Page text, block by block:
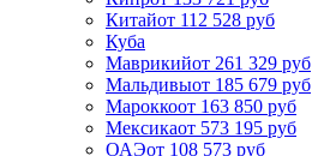
Китайот 112 528 руб
Куба
Маврикийот 261 329 руб
Мальдивыот 185 679 руб
Мароккоот 163 850 руб
Мексикаот 573 195 руб
ОАЭот 108 573 руб